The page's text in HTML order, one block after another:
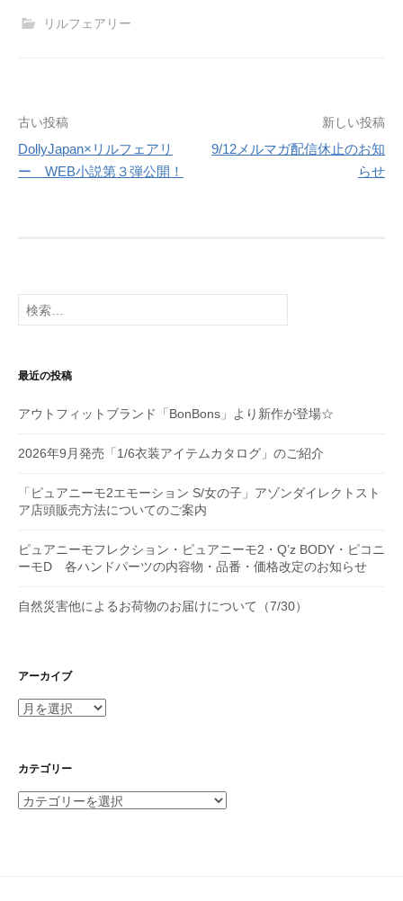
リルフェアリー
投
稿
ー
シ
ン
古い投稿
DollyJapan×リルフェアリ
ー WEB小説第３弾公開！
新しい投稿
9/12メルマガ配信休止のお知
らせ
検
索:
最近の投稿
アウトフィットブランド「BonBons」より新作が登場☆
2026年9月発売「1/6衣装アイテムカタログ」のご紹介
「ピュアニーモ2エモーション S/女の子」アゾンダイレクトスト
ア店頭販売方法についてのご案内
ピュアニーモフレクション・ピュアニーモ2・Q’z BODY・ピコニ
ーモD 各ハンドパーツの内容物・品番・価格改定のお知らせ
自然災害他によるお荷物のお届けについて（7/30）
アーカイブ
ア
イ
カテゴリー
カ